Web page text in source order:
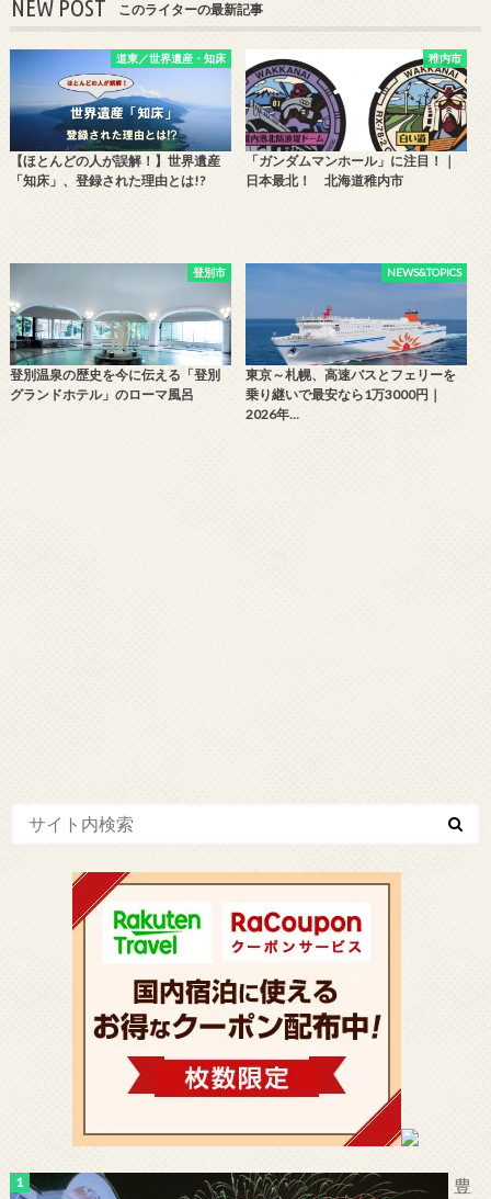
NEW POST このライターの最新記事
道東／世界遺産・知床
【ほとんどの人が誤解！】世界遺産
「知床」、登録された理由とは!?
稚内市
「ガンダムマンホール」に注目！｜
日本最北！ 北海道稚内市
登別市
登別温泉の歴史を今に伝える「登別
グランドホテル」のローマ風呂
NEWS&TOPICS
東京～札幌、高速バスとフェリーを
乗り継いで最安なら1万3000円｜
2026年…
豊